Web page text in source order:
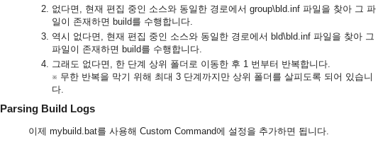
없다면, 현재 편집 중인 소스와 동일한 경로에서 group\bld.inf 파일을 찾아 그 파
일이 존재하면 build를 수행합니다.
역시 없다면, 현재 편집 중인 소스와 동일한 경로에서 bld\bld.inf 파일을 찾아 그
파일이 존재하면 build를 수행합니다.
그래도 없다면, 한 단계 상위 폴더로 이동한 후 1 번부터 반복합니다.
※ 무한 반복을 막기 위해 최대 3 단계까지만 상위 폴더를 살피도록 되어 있습니
다.
Parsing Build Logs
이제 mybuild.bat를 사용해 Custom Command에 설정을 추가하면 됩니다.